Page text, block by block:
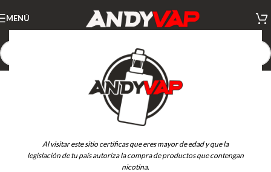
Al visitar este sitio certificas que eres mayor de edad y que la
legislación de tu país autoriza la compra de productos que contengan
nicotina.
MENÚ